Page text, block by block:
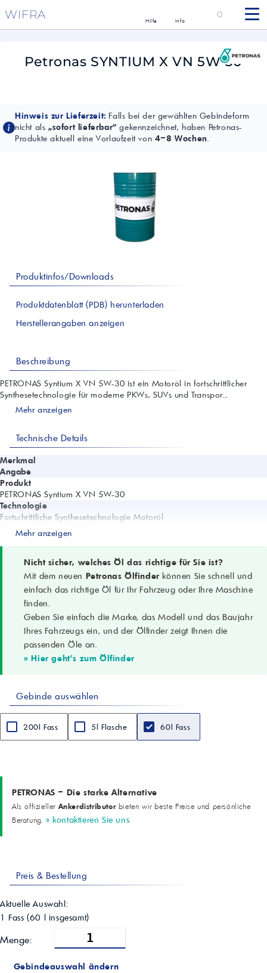
WIFRA Hilfe Info
0
Petronas SYNTIUM X VN 5W-30
Hinweis zur Lieferzeit: Falls bei der gewählten Gebindeform
nicht als „sofort lieferbar“ gekennzeichnet, haben Petronas-
Produkte aktuell eine Vorlaufzeit von 4–8 Wochen.
Produktinfos/Downloads
Produktdatenblatt (PDB) herunterladen
Herstellerangaben anzeigen
Beschreibung
PETRONAS Syntium X VN 5W-30 ist ein Motoröl in fortschrittlicher
Synthesetechnologie für moderne PKWs, SUVs und Transpor...
Mehr anzeigen
Technische Details
Merkmal
Angabe
Produkt
PETRONAS Syntium X VN 5W-30
Technologie
Fortschrittliche Synthesetechnologie Motoröl
Viskositätsklasse (SAE)
Moderne PKWs, SUVs, Transporter; Benzin- und Dieselmotoren
Spezifikationen
ACEA C3; API SN
FCA 955535-S3
Geeignet für
Fahrzeuge mit Anforderungen VW 504.00/507.00
Eigenschaften
Schutz vor Verschleiß, Ablagerungen, Schlamm; überlegene
Oxidationsbeständigkeit
Ölwechselintervall
Aussehen
Dichte bei 15 °C
0,8515 g/cm3
Kinematische Viskosität bei 100 °C
174
Flammpunkt (COC)
Sulfatasche
0,8 %
Gesamtbasenzahl (TBN)
Stockpunkt
Mehr anzeigen
Nicht sicher, welches Öl das richtige für Sie ist?
Mit dem neuen Petronas Ölfinder können Sie schnell und
einfach das richtige Öl für Ihr Fahrzeug oder Ihre Maschine
finden.
Geben Sie einfach die Marke, das Modell und das Baujahr
Ihres Fahrzeugs ein, und der Ölfinder zeigt Ihnen die
passenden Öle an.
» Hier geht's zum Ölfinder
Gebinde auswählen
200l Fass 5l Flasche 60l Fass
PETRONAS – Die starke Alternative
Als offiziellerAnkerdistributorbieten wir beste Preise und persönliche
Beratung. » kontaktieren Sie uns
Preis & Bestellung
Aktuelle Auswahl:
1 Fass (60 l insgesamt)
Menge:
Gebindeauswahl ändern